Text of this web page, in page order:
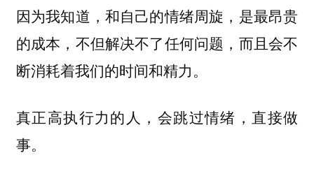
因为我知道，和自己的情绪周旋，是最昂贵
的成本，不但解决不了任何问题，而且会不
断消耗着我们的时间和精力。
真正高执行力的人，会跳过情绪，直接做
事。